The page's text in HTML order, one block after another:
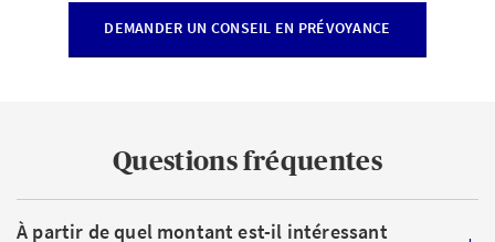
Solutions classiques ou plus modernes: aujourd’hui, en
matière de placements, le choix est vaste. La forme de
DEMANDER UN CONSEIL EN PRÉVOYANCE
Questions fréquentes
À partir de quel montant est-il intéressant